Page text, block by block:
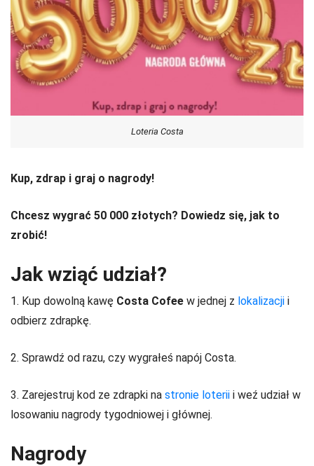
Loteria Costa
Kup, zdrap i graj o nagrody!
Chcesz wygrać 50 000 złotych? Dowiedz się, jak to
zrobić!
Jak wziąć udział?
1. Kup dowolną kawę Costa Cofee w jednej z lokalizacji i
odbierz zdrapkę.
2. Sprawdź od razu, czy wygrałeś napój Costa.
3. Zarejestruj kod ze zdrapki na stronie loterii i weź udział w
losowaniu nagrody tygodniowej i głównej.
Nagrody